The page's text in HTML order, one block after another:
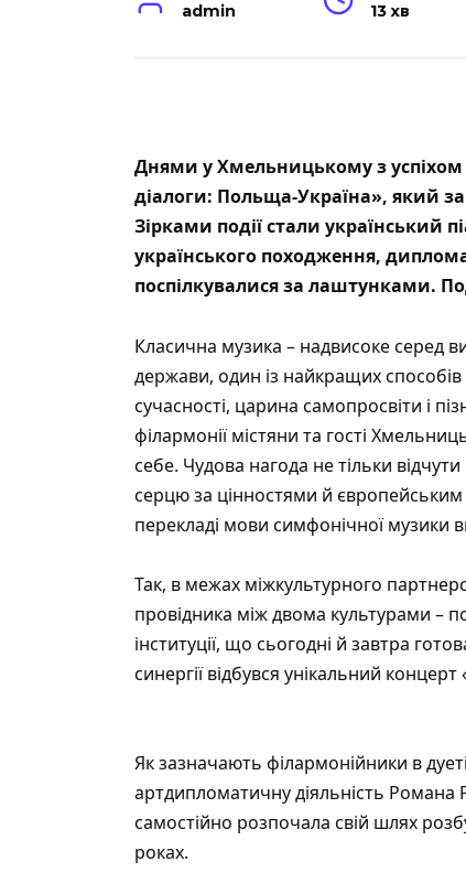
admin 13 хв
Днями у Хмельницькому з
діалоги: Польща-Україна», який
Зірками події стали український
українського походження,
поспілкувалися за лаштунками.
Класична музика – надвисоке серед
держави, один із найкращих способів
сучасності, царина самопросвіти і
філармонії містяни та гості
себе. Чудова нагода не тільки
серцю за цінностями й
перекладі мови симфонічної музики
Так, в межах міжкультурного
провідника між двома культурами –
інституції, що сьогодні й завтра
синергії відбувся унікальний
Як зазначають філармонійники в
артдипломатичну діяльність Романа
самостійно розпочала свій шлях
роках.